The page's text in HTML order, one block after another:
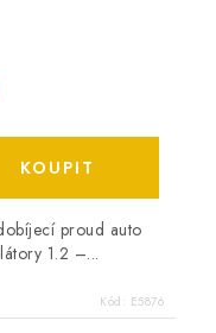
proud auto
1.2 –...
Kód: E5876